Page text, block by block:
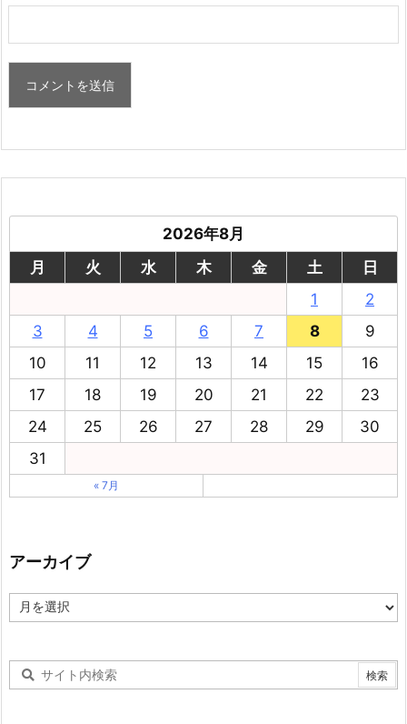
2026年8月
月
火 水 木 金 土
日
1
2
3
4 5 6 7 8
9
10
11 12 13 14 15
16
17
18 19 20 21 22
23
24
25 26 27 28 29
30
31
« 7月
アーカイブ
ー